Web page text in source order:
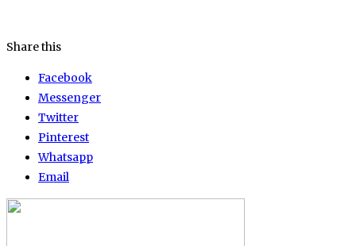
Share this
Facebook
Messenger
Twitter
Pinterest
Whatsapp
Email